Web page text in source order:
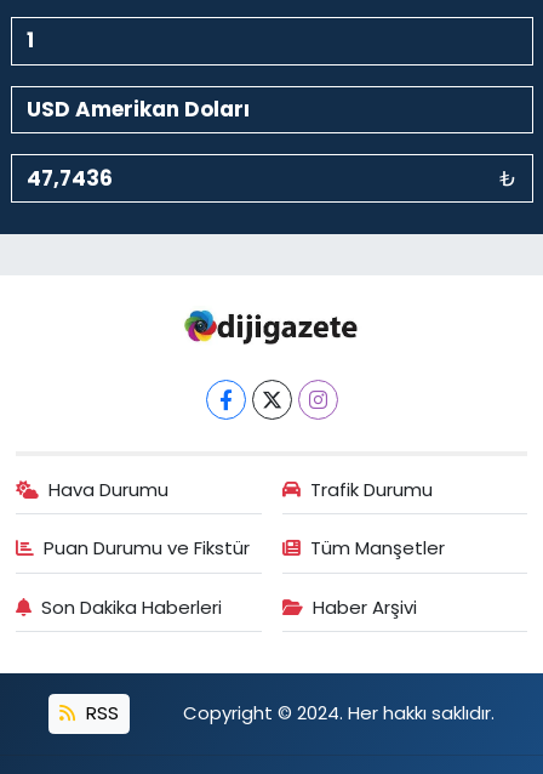
₺
Hava Durumu Trafik Durumu
Puan Durumu ve Fikstür Tüm Manşetler
Son Dakika Haberleri Haber Arşivi
RSS Copyright © 2024. Her hakkı saklıdır.